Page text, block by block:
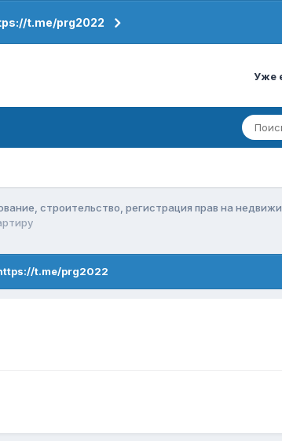
t.me/prg2022
Уже
строительство, регистрация прав на
t.me/prg2022